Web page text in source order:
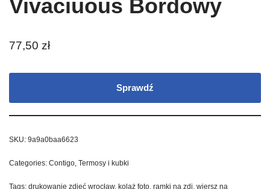
Vivaciuous Bordowy
77,50 zł
Sprawdź
SKU: 9a9a0baa6623
Categories: Contigo Termosy i kubki
Tags: drukowanie zdjęć wrocław, kolaż foto ramki na zdj wiersz na